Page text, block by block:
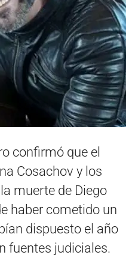
confirmó que el
Cosachov y los
muerte de Diego
haber cometido un
dispuesto el año
fuentes judiciales.